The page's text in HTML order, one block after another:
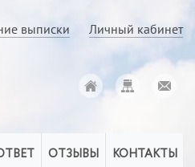
выписки Личный кабинет
ОТЗЫВЫ КОНТАКТЫ